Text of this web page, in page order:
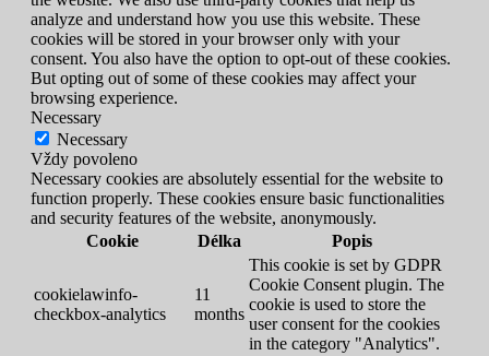
analyze and understand how you use this website. These
cookies will be stored in your browser only with your
consent. You also have the option to opt-out of these cookies.
But opting out of some of these cookies may affect your
browsing experience.
Necessary
Necessary
Vždy povoleno
Necessary cookies are absolutely essential for the website to
function properly. These cookies ensure basic functionalities
and security features of the website, anonymously.
Cookie
Délka Popis
cookielawinfo-
checkbox-analytics
11
months
This cookie is set by GDPR
Cookie Consent plugin. The
cookie is used to store the
user consent for the cookies
in the category "Analytics".